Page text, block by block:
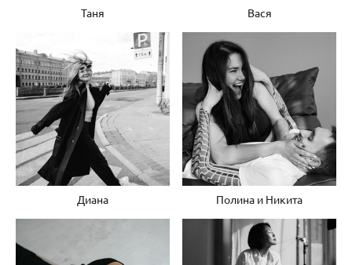
Таня Вася
Диана Полина и Никита